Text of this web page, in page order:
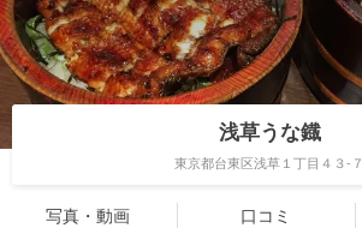
浅草うな鐡
東京都台東区浅草１丁目４３-７
写真・動画 口コミ